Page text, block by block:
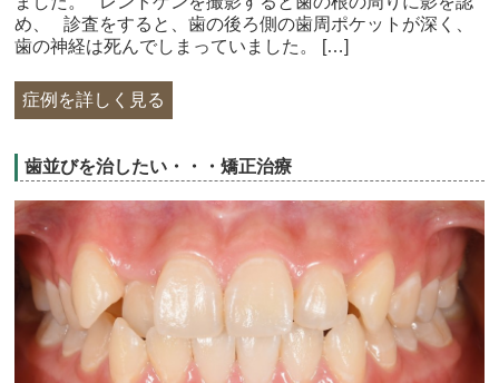
め、 診査をすると、歯の後ろ側の歯周ポケットが深く、
歯の神経は死んでしまっていました。 […]
症例を詳しく見る
歯並びを治したい・・・矯正治療